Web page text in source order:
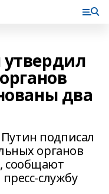
два
подписал
органов
сообщают
службу